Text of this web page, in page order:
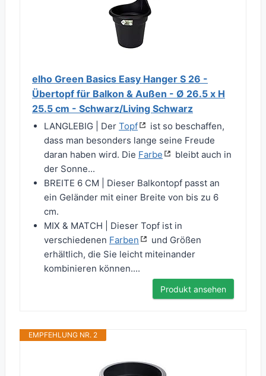
elho Green Basics Easy Hanger S 26 -
Übertopf für Balkon & Außen - Ø 26.5 x H
25.5 cm - Schwarz/Living Schwarz
LANGLEBIG | Der Topf
ist so beschaffen,
dass man besonders lange seine Freude
daran haben wird. Die Farbe
bleibt auch in
der Sonne...
BREITE 6 CM | Dieser Balkontopf passt an
ein Geländer mit einer Breite von bis zu 6
cm.
MIX & MATCH | Dieser Topf ist in
verschiedenen Farben
und Größen
erhältlich, die Sie leicht miteinander
kombinieren können....
Produkt ansehen
EMPFEHLUNG NR. 2